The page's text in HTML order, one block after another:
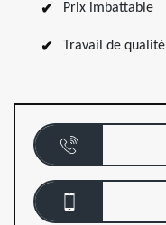
Prix imbattable
Travail de qualité